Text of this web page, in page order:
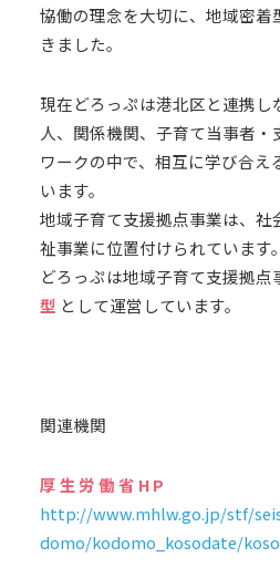
協働の理念を大切に、地域密着
きました。
現在どろっぷは港北区と連携
人、関係機関、子育て当事者・
ワークの中で、相互に学び合
います。
地域子育て支援拠点事業は、
祉事業に位置付けられています。
どろっぷは地域子育て支援拠点
型 として運営しています。
関連機関
厚生労働省HP
http://www.mhlw.go.jp/stf/
domo/kodomo_kosodate/